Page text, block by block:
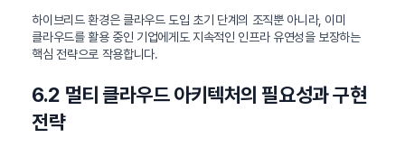
하이브리드 환경은 클라우드 도입 초기 단계의 조직뿐 아니라, 이미
클라우드를 활용 중인 기업에게도 지속적인 인프라 유연성을 보장하는
핵심 전략으로 작용합니다.
6.2 멀티 클라우드 아키텍처의 필요성과 구현
전략